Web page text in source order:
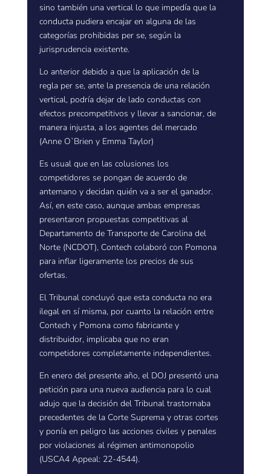
sino también una vertical lo que impedía que la
conducta pudiera encajar en alguna de las
categorías prohibidas per se, según la
jurisprudencia existente.
Lo anterior debido a que la aplicación de la
regla per se, ante la presencia de una relación
vertical, podría dejar de lado conductas con
efectos precompetitivos y llevar a sancionar, de
manera injusta, a los agentes del mercado
(Anne O`Brien y Emma Taylor)
Es usual que en las colusiones los
competidores se pongan de acuerdo de
antemano y decidan quién va a ser el ganador.
Así, en este caso, aunque ambas empresas
presentaron propuestas competitivas al
Departamento de Transporte de Carolina del
Norte (NCDOT), Contech colaboró con Pomona
para inflar ligeramente los precios de sus
ofertas.
El Tribunal concluyó que esta conducta no era
ilegal en sí misma, por cuanto la relación entre
Contech y Pomona como fabricante y
distribuidor, implicaba que no eran
competidores completamente independientes.
En enero del presente año, el DOJ presentó una
petición para una nueva audiencia para lo cual
adujo que la decisión del Tribunal trastornaba
precedentes de la Corte Suprema y otras cortes
y ponía en peligro las acciones civiles y penales
por violaciones al régimen antimonopolio
(USCA4 Appeal: 22-4544).